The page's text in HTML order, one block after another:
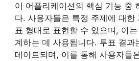
이 어플리케이션의 핵심 기능 중
다. 사용자들은 특정 주제에 대한
표 형태로 표현할 수 있으며, 이
계하는 데 사용됩니다. 투표 결과
데이트되며, 이를 통해 사용자들